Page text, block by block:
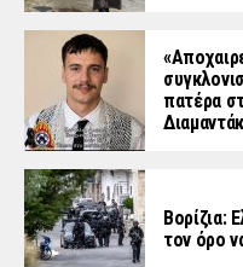
πατέρα
Βορίζια:
τον όρο